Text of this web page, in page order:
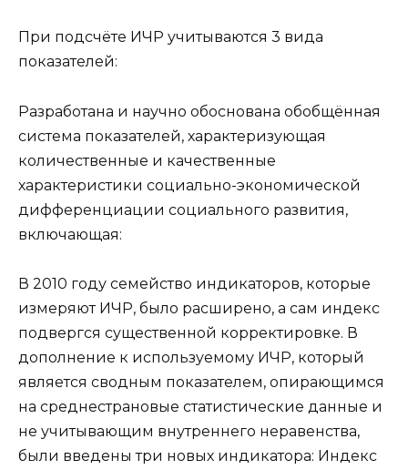
При подсчёте ИЧР учитываются 3 вида
показателей:
Разработана и научно обоснована обобщённая
система показателей, характеризующая
количественные и качественные
характеристики социально-экономической
дифференциации социального развития,
включающая:
В 2010 году семейство индикаторов, которые
измеряют ИЧР, было расширено, а сам индекс
подвергся существенной корректировке. В
дополнение к используемому ИЧР, который
является сводным показателем, опирающимся
на среднестрановые статистические данные и
не учитывающим внутреннего неравенства,
были введены три новых индикатора: Индекс